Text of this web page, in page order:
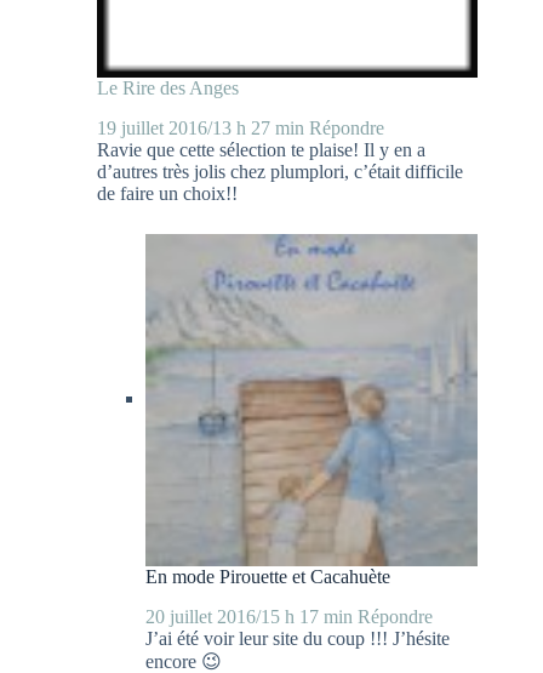
Le Rire des Anges
19 juillet 2016/13 h 27 min Répondre
Ravie que cette sélection te plaise! Il y en a
d’autres très jolis chez plumplori, c’était difficile
de faire un choix!!
En mode Pirouette et Cacahuète
20 juillet 2016/15 h 17 min Répondre
J’ai été voir leur site du coup !!! J’hésite
encore 😉